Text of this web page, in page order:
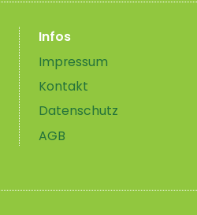
Infos
Impressum
Kontakt
Datenschutz
AGB